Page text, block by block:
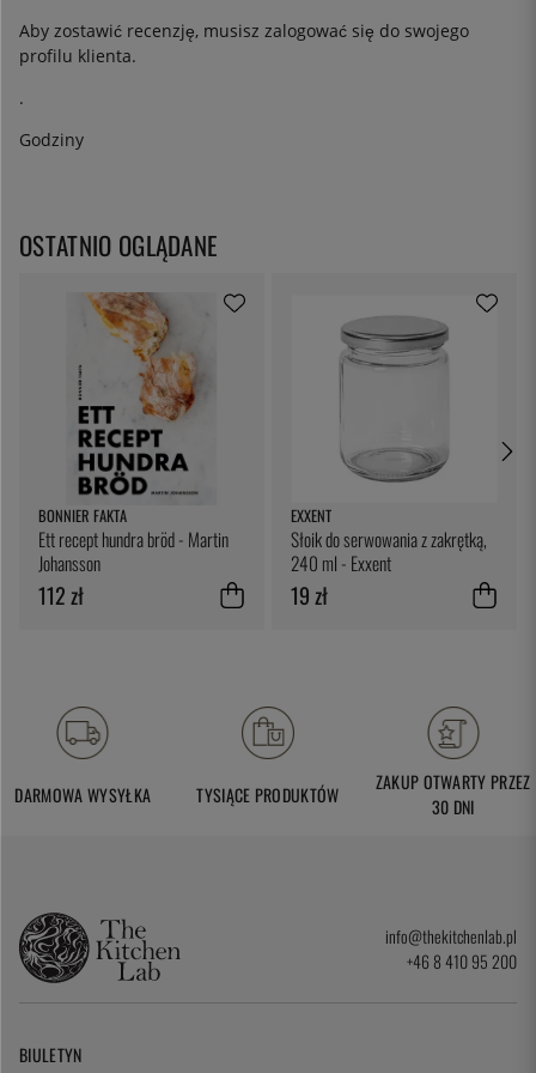
Aby zostawić recenzję, musisz zalogować się do swojego
profilu klienta.
.
Godziny
OSTATNIO OGLĄDANE
BONNIER FAKTA
Ett recept hundra bröd - Martin
Johansson
112 zł
EXXENT
Słoik do serwowania z zakrętką,
240 ml - Exxent
19 zł
DARMOWA WYSYŁKA TYSIĄCE PRODUKTÓW
ZAKUP OTWARTY PRZEZ
30 DNI
info@thekitchenlab.pl
+46 8 410 95 200
BIULETYN